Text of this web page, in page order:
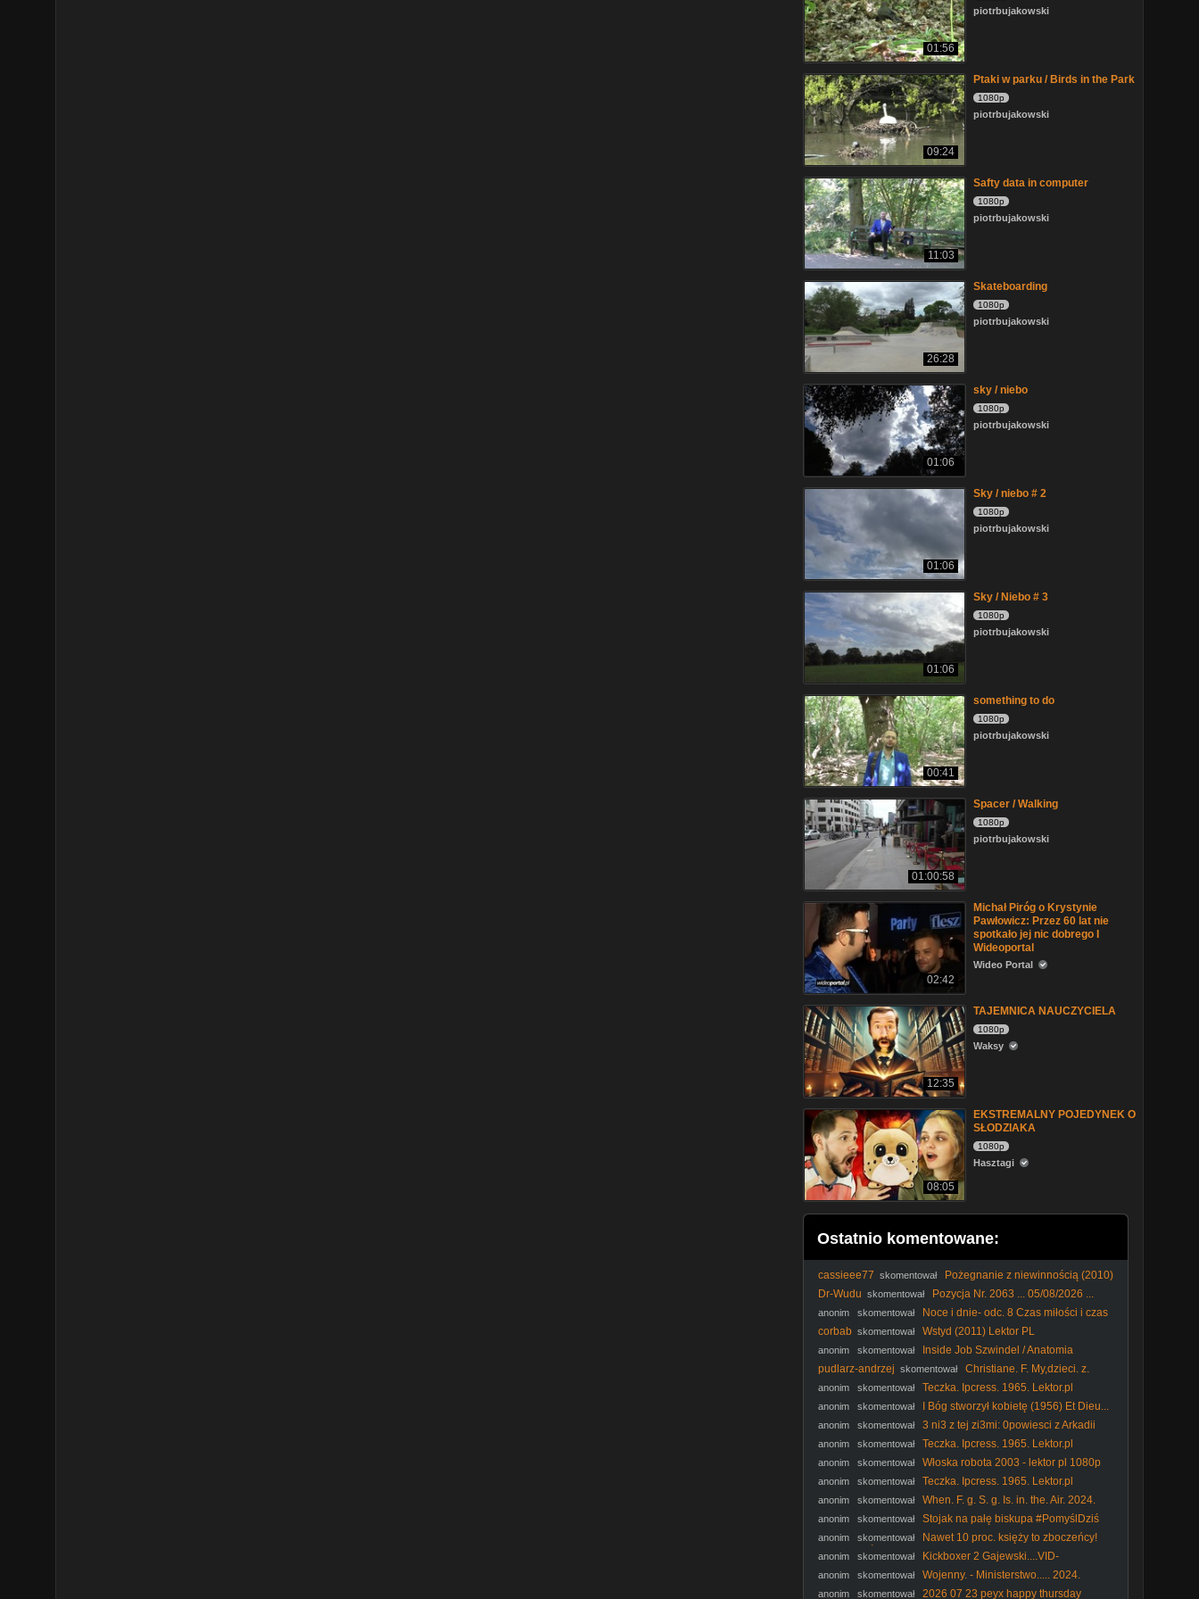
01:56
piotrbujakowski
09:24
Ptaki w parku / Birds in the Park
1080p
piotrbujakowski
11:03
Safty data in computer
1080p
piotrbujakowski
26:28
Skateboarding
1080p
piotrbujakowski
01:06
sky / niebo
1080p
piotrbujakowski
01:06
Sky / niebo # 2
1080p
piotrbujakowski
01:06
Sky / Niebo # 3
1080p
piotrbujakowski
00:41
something to do
1080p
piotrbujakowski
01:00:58
Spacer / Walking
1080p
piotrbujakowski
02:42
Michał Piróg o Krystynie
Pawłowicz: Przez 60 lat nie
spotkało jej nic dobrego I
Wideoportal
Wideo Portal
12:35
TAJEMNICA NAUCZYCIELA
1080p
Waksy
08:05
EKSTREMALNY POJEDYNEK O
SŁODZIAKA
1080p
Hasztagi
Ostatnio komentowane:
cassieee77 skomentował
Pożegnanie z niewinnością (2010)
Lektor PL
Dr-Wudu skomentował Pozycja Nr. 2063 ... 05/08/2026 ...
anonim skomentował
Noce i dnie- odc. 8 Czas miłości i czas
śmierci
corbab skomentował Wstyd (2011) Lektor PL
anonim skomentował
Inside Job Szwindel / Anatomia
Kryzysu / 2010 Film dokumentalny / PL480p
pudlarz-andrzej skomentował
Christiane. F. My,dzieci. z.
dworca. Zoo. 1981. Lektor.pl
anonim skomentował Teczka. Ipcress. 1965. Lektor.pl
anonim skomentował
I Bóg stworzył kobietę (1956) Et Dieu...
créa la femme [1080p] [Bluray]
anonim skomentował
3 ni3 z tej zi3mi: 0powiesci z Arkadii
odcinek 13 polski dubbing
anonim skomentował Teczka. Ipcress. 1965. Lektor.pl
anonim skomentował Włoska robota 2003 - lektor pl 1080p
anonim skomentował Teczka. Ipcress. 1965. Lektor.pl
anonim skomentował
When. F. g. S. g. Is. in. the. Air. 2024.
Film.pl
anonim skomentował
Stojak na pałę biskupa #PomyślDziś
odc. 2644
anonim skomentował
Nawet 10 proc. księży to zboczeńcy!
#IPPTVNaŻywo #ksiądz #kler
anonim skomentował
Kickboxer 2 Gajewski....VID-
1744780529332 (1)
anonim skomentował
Wojenny. - Ministerstwo..... 2024.
napisy
anonim skomentował 2026 07 23 peyx happy thursday